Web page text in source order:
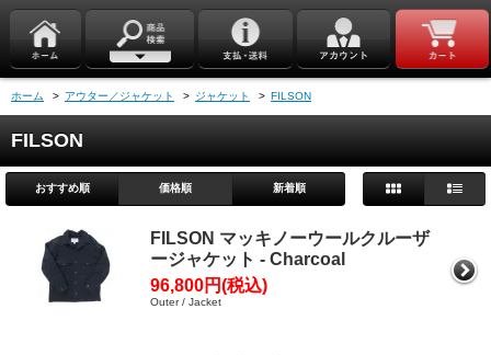
ホーム > アウター／ジャケット > ジャケット > FILSON
FILSON
おすすめ順 価格順 新着順
FILSON マッキノーウールクルーザ
ージャケット - Charcoal
96,800円(税込)
Outer / Jacket